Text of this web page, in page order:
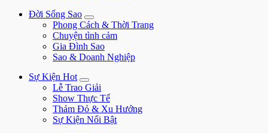
Đời Sống Sao
Phong Cách & Thời Trang
Chuyện tình cảm
Gia Đình Sao
Sao & Doanh Nghiệp
Sự Kiện Hot
Lễ Trao Giải
Show Thực Tế
Thảm Đỏ & Xu Hướng
Sự Kiện Nổi Bật